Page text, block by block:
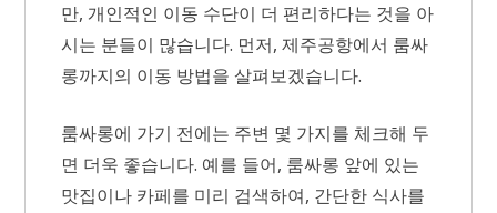
만, 개인적인 이동 수단이 더 편리하다는 것을 아
시는 분들이 많습니다. 먼저, 제주공항에서 룸싸
롱까지의 이동 방법을 살펴보겠습니다.
룸싸롱에 가기 전에는 주변 몇 가지를 체크해 두
면 더욱 좋습니다. 예를 들어, 룸싸롱 앞에 있는
맛집이나 카페를 미리 검색하여, 간단한 식사를